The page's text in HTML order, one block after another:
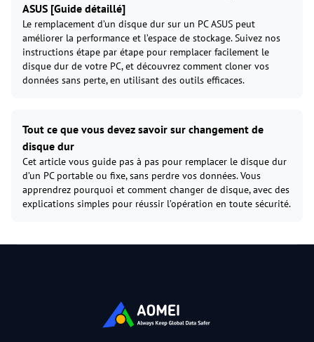
ASUS [Guide détaillé]
Le remplacement d’un disque dur sur un PC ASUS peut
améliorer la performance et l’espace de stockage. Suivez nos
instructions étape par étape pour remplacer facilement le
disque dur de votre PC, et découvrez comment cloner vos
données sans perte, en utilisant des outils efficaces.
Tout ce que vous devez savoir sur changement de
disque dur
Cet article vous guide pas à pas pour remplacer le disque dur
d’un PC portable ou fixe, sans perdre vos données. Vous
apprendrez pourquoi et comment changer de disque, avec des
explications simples pour réussir l’opération en toute sécurité.